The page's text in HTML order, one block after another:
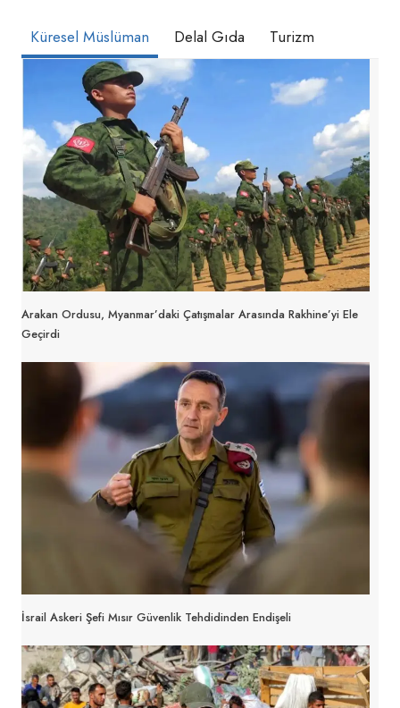
YERINDEN
EDILDIĞINI
BILDIRDI
Küresel Müslüman Delal Gıda Turizm
Arakan Ordusu, Myanmar’daki Çatışmalar Arasında Rakhine’yi Ele
Geçirdi
İsrail Askeri Şefi Mısır Güvenlik Tehdidinden Endişeli